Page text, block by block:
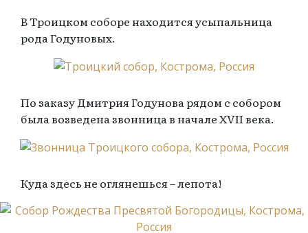
В Троицком соборе находится усыпальница
рода Годуновых.
По заказу Дмитрия Годунова рядом с собором
была возведена звонница в начале XVII века.
Куда здесь не оглянешься – лепота!